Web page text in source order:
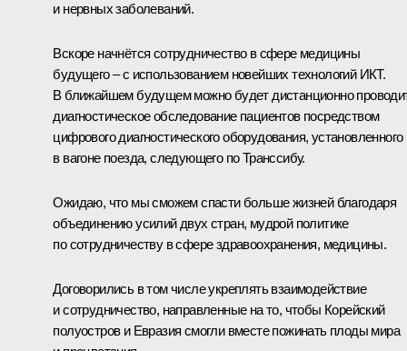
и нервных заболеваний.
Вскоре начнётся сотрудничество в сфере медицины
будущего – с использованием новейших технологий ИКТ.
В ближайшем будущем можно будет дистанционно
диагностическое обследование пациентов посредством
цифрового диагностического оборудования, установленного
в вагоне поезда, следующего по Транссибу.
Ожидаю, что мы сможем спасти больше жизней благодаря
объединению усилий двух стран, мудрой политике
по сотрудничеству в сфере здравоохранения, медицины.
Договорились в том числе укреплять взаимодействие
и сотрудничество, направленные на то, чтобы Корейский
полуостров и Евразия смогли вместе пожинать плоды мира